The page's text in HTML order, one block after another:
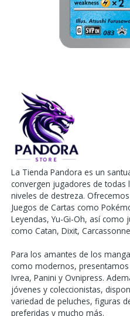
La Tienda Pandora es un
convergen jugadores de todas
niveles de destreza.
Juegos de Cartas como
Leyendas, Yu-Gi-Oh, así como
como Catan, Dixit,
Para los amantes de los
como modernos,
Ivrea, Panini y Ovnipress.
jóvenes y coleccionistas,
variedad de peluches, figuras
preferidas y mucho más.